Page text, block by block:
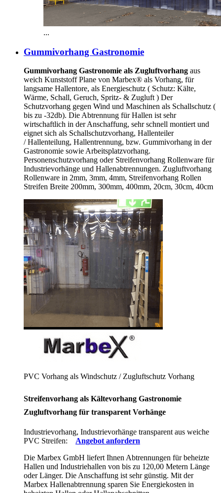
...
Gummivorhang Gastronomie
Gummivorhang Gastronomie als Zugluftvorhang aus
weich Kunststoff Plane von Marbex® als Vorhang, für
langsame Hallentore, als Energieschutz ( Schutz: Kälte,
Wärme, Schall, Geruch, Spritz- & Zugluft ) Der
Schutzvorhang gegen Wind und Maschinen als Schallschutz (
bis zu -32db). Die Abtrennung für Hallen ist sehr
wirtschaftlich in der Anschaffung, sehr schnell montiert und
eignet sich als Schallschutzvorhang, Hallenteiler
/Hallenteilung, Hallentrennung, bzw. Gummivorhang in der
Gastronomie sowie Arbeitsplatzvorhang.
Personenschutzvorhang oder Streifenvorhang Rollenware für
Industrievorhänge und Hallenabtrennungen. Zugluftvorhang
Rollenware in 2mm, 3mm, 4mm, Streifenvorhang Rollen
Streifen Breite 200mm, 300mm, 400mm, 20cm, 30cm, 40cm
PVC Vorhang als Windschutz / Zugluftschutz Vorhang
Streifenvorhang als Kältevorhang Gastronomie
Zugluftvorhang für transparent Vorhänge
Industrievorhang, Industrievorhänge transparent aus weiche
PVC Streifen:
Angebot anfordern
Die Marbex GmbH liefert Ihnen Abtrennungen für beheizte
Hallen und Industriehallen von bis zu 120,00 Metern Länge
oder Länger. Die Anschaffung ist sehr günstig. Mit der
Marbex Hallenabtrennung sparen Sie Energiekosten in